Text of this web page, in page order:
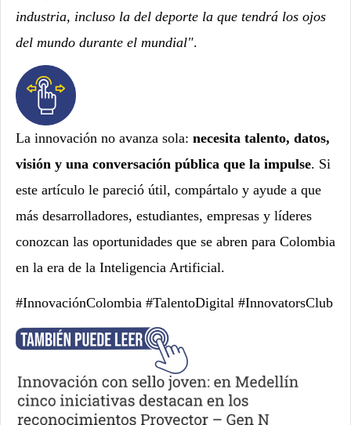
industria, incluso la del deporte la que tendrá los ojos
del mundo durante el mundial".
La innovación no avanza sola: necesita talento, datos,
visión y una conversación pública que la impulse. Si
este artículo le pareció útil, compártalo y ayude a que
más desarrolladores, estudiantes, empresas y líderes
conozcan las oportunidades que se abren para Colombia
en la era de la Inteligencia Artificial.
#InnovaciónColombia #TalentoDigital #InnovatorsClub